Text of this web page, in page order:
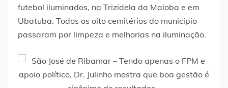
futebol iluminados, na Trizidela da Maioba e em
Ubatuba. Todos os oito cemitérios do município
passaram por limpeza e melhorias na iluminação.